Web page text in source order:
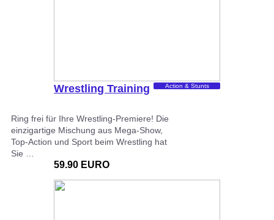
Wrestling Training Action & Stunts
Ring frei für Ihre Wrestling-Premiere! Die
einzigartige Mischung aus Mega-Show,
Top-Action und Sport beim Wrestling hat
Sie …
59.90 EURO